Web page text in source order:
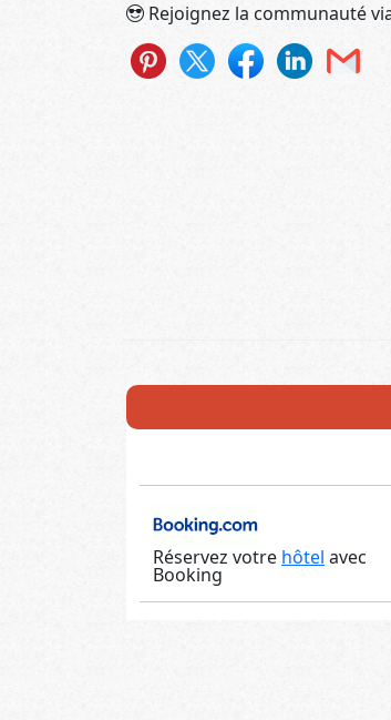
Rejoignez la communauté
Réservez votre hôtel avec
Booking